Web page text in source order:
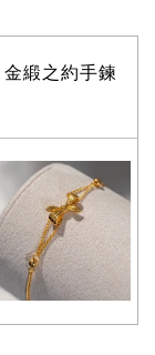
金緞之約手鍊